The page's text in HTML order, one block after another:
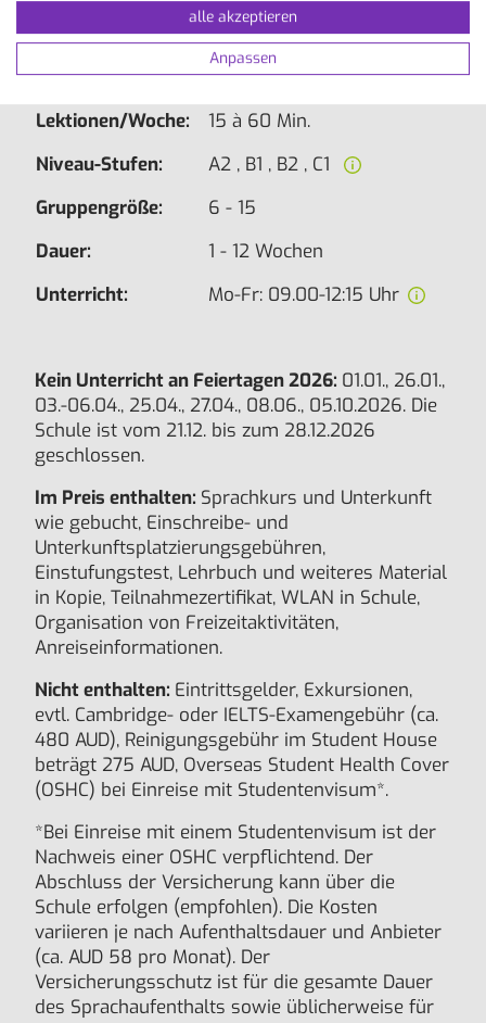
Hinweis:Die maximale Kursdauer beträgt 12
Lektionen/Woche:
15 à 60 Min.
Niveau-Stufen:
A2 , B1 , B2 , C1
Gruppengröße:
6 - 15
Dauer:
1 - 12 Wochen
Unterricht:
Mo-Fr: 09.00-12:15 Uhr
Kein Unterricht an Feiertagen 2026: 01.01., 26.01.,
03.-06.04., 25.04., 27.04., 08.06., 05.10.2026. Die
Schule ist vom 21.12. bis zum 28.12.2026
geschlossen.
Im Preis enthalten: Sprachkurs und Unterkunft
wie gebucht, Einschreibe- und
Unterkunftsplatzierungsgebühren,
Einstufungstest, Lehrbuch und weiteres Material
in Kopie, Teilnahmezertifikat, WLAN in Schule,
Organisation von Freizeitaktivitäten,
Anreiseinformationen.
Nicht enthalten: Eintrittsgelder, Exkursionen,
evtl. Cambridge- oder IELTS-Examengebühr (ca.
480 AUD), Reinigungsgebühr im Student House
beträgt 275 AUD, Overseas Student Health Cover
(OSHC) bei Einreise mit Studentenvisum*.
*Bei Einreise mit einem Studentenvisum ist der
Nachweis einer OSHC verpflichtend. Der
Abschluss der Versicherung kann über die
Schule erfolgen (empfohlen). Die Kosten
variieren je nach Aufenthaltsdauer und Anbieter
(ca. AUD 58 pro Monat). Der
Versicherungsschutz ist für die gesamte Dauer
des Sprachaufenthalts sowie üblicherweise für
alle akzeptieren
Anpassen